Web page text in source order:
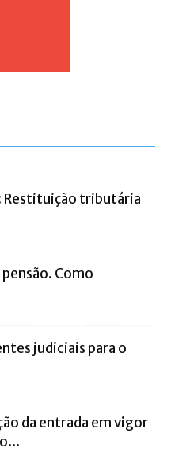
Restituição tributária
Como
judiciais para o
da entrada em vigor